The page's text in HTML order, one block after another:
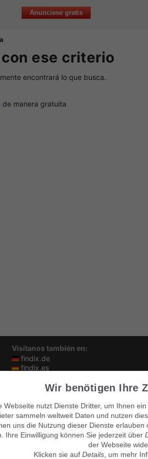
Anunciese gratis
ese criterio
encontrará lo que busca.
de manera gratuita
Visítanos también en:
findix.de
findix.es
findix.chWir benötigen Ihre
Webseite nutzt Dienste Dritter, um Ihnen
sammeln weltweit Daten und nutzen
uns die Nutzung dieser Dienste
Ihre Einwilligung können Sie jederzeit über
der Webseite
Klicken sie auf Details, um mehr